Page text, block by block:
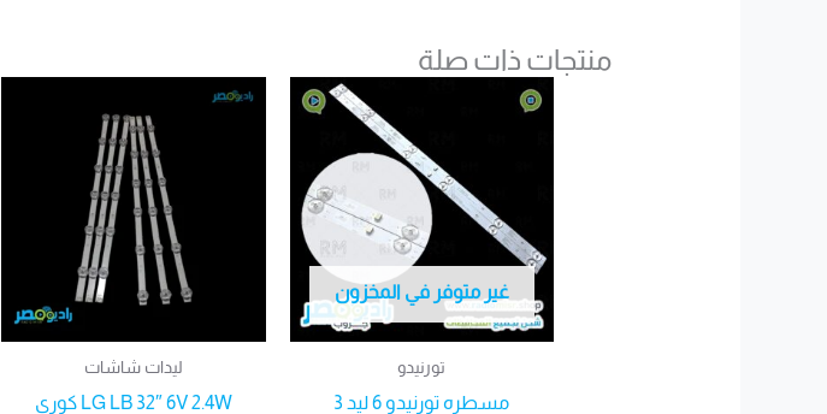
منتجات ذات صلة
غير متوفر في المخزون
تورنيدو
مسطره تورنيدو 6 ليد 3
ليدات شاشات
LG LB 32″ 6V 2.4W كوري